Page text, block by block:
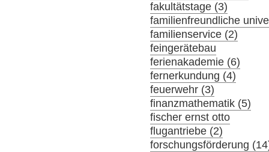
fakultätstage (3)
familienfreundliche
familienservice (2)
feingerätebau
ferienakademie (6)
fernerkundung (4)
feuerwehr (3)
finanzmathematik (5)
fischer ernst otto
flugantriebe (2)
forschungsförderung